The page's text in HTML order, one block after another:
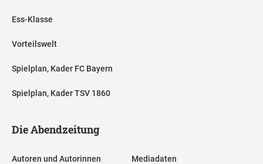
Ess-Klasse
Vorteilswelt
Spielplan, Kader FC Bayern
Spielplan, Kader TSV 1860
Die Abendzeitung
Autoren und Autorinnen Mediadaten